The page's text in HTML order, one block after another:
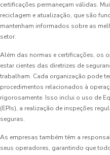
certificações permaneçam válidas.
reciclagem e atualização, que são
mantenham informados sobre as
setor.
Além das normas e certificações, os
estar cientes das diretrizes de
trabalham. Cada organização pode
procedimentos relacionados à
rigorosamente. Isso inclui o uso de
(EPIs), a realização de inspeções
seguras.
As empresas também têm a
seus operadores, garantindo que